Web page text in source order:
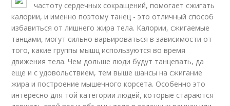
частоту сердечных сокращений, помогает сжигать
калории, и именно поэтому танец - это отличный способ
избавиться от лишнего жира тела. Калории, сжигаемые
танцами, могут сильно варьироваться в зависимости от
того, какие группы мышц используются во время
движения тела. Чем дольше люди будут танцевать, да
еще и с удовольствием, тем выше шансы на сжигание
жира и построение мышечного корсета. Особенно это
интересно для той категории людей, которые стараются